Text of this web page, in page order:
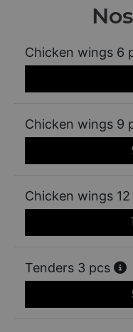
Chicken wings 6
Chicken wings 9
Chicken wings
Tenders 3 pcs